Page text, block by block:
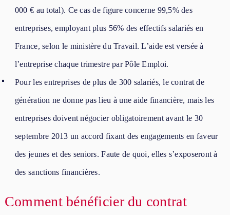
000 € au total). Ce cas de figure concerne 99,5% des
entreprises, employant plus 56% des effectifs salariés en
France, selon le ministère du Travail. L’aide est versée à
l’entreprise chaque trimestre par Pôle Emploi.
Pour les entreprises de plus de 300 salariés, le contrat de
génération ne donne pas lieu à une aide financière, mais les
entreprises doivent négocier obligatoirement avant le 30
septembre 2013 un accord fixant des engagements en faveur
des jeunes et des seniors. Faute de quoi, elles s’exposeront à
des sanctions financières.
Comment bénéficier du contrat